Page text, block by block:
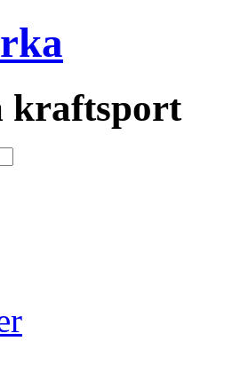
kraftsport